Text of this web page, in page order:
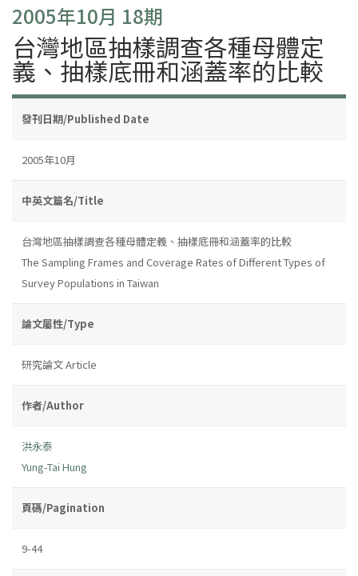
2005年10月 18期
台灣地區抽樣調查各種母體定
義、抽樣底冊和涵蓋率的比較
發刊日期/Published Date
2005年10月
中英文篇名/Title
台灣地區抽樣調查各種母體定義、抽樣底冊和涵蓋率的比較
The Sampling Frames and Coverage Rates of Different Types of
Survey Populations in Taiwan
論文屬性/Type
研究論文 Article
作者/Author
洪永泰
Yung-Tai Hung
頁碼/Pagination
9-44